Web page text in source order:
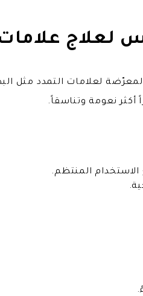
علامات
لعلامات التمدد مثل
نعومة وتناسقاً.
المنتظم.